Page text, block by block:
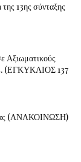
13ης σύνταξης
Αξιωματικούς
(ΕΓΚΥΚΛΙΟΣ 137
(ΑΝΑΚΟΙΝΩΣΗ)